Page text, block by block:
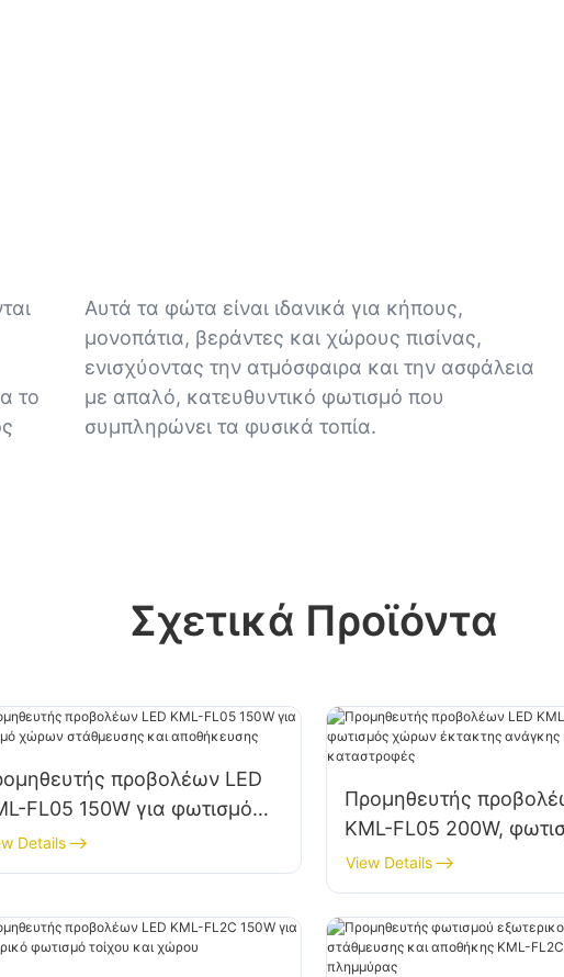
το
Αυτά τα φώτα είναι ιδανικά για κήπους,
μονοπάτια, βεράντες και χώρους πισίνας,
ενισχύοντας την ατμόσφαιρα και την ασφάλεια
με απαλό, κατευθυντικό φωτισμό που
συμπληρώνει τα φυσικά τοπία.
Σχετικά Προϊόντα
προβολέων LED
FL05 150W για φωτισμό
στάθμευσης και
Details
Προμηθευτής
KML-FL05 200W,
χώρων έκτακτης
βοήθειας σε
View Details